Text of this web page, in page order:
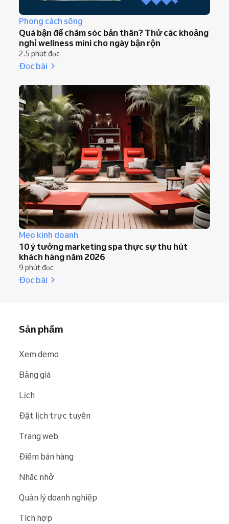
Phong cách sống
Quá bận để chăm sóc bản thân? Thử các khoảng
nghỉ wellness mini cho ngày bận rộn
2.5 phút đọc
Đọc bài
Mẹo kinh doanh
10 ý tưởng marketing spa thực sự thu hút
khách hàng năm 2026
9 phút đọc
Đọc bài
Sản phẩm
Xem demo
Bảng giá
Lịch
Đặt lịch trực tuyến
Trang web
Điểm bán hàng
Nhắc nhở
Quản lý doanh nghiệp
Tích hợp